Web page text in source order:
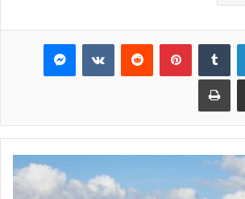
لينكدإن بينتيريست ماسنجر
مشاركة عبر البريد طباعة